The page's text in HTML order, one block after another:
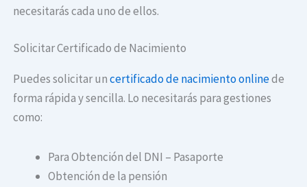
necesitarás cada uno de ellos.
Solicitar Certificado de Nacimiento
Puedes solicitar uncertificado de nacimiento onlinede
forma rápida y sencilla. Lo necesitarás para gestiones
como:
Para Obtención del DNI – Pasaporte
Obtención de la pensión